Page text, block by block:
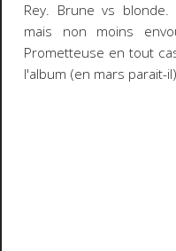
Rey. Brune vs blonde.
mais non moins
Prometteuse en tout
l'album (en mars parait-